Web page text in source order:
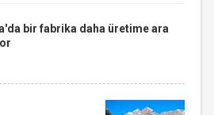
bir fabrika daha üretime ara